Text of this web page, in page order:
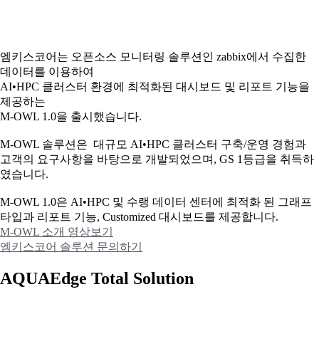
엠키스코어는 오픈소스 모니터링 솔루션인 zabbix에서 수집한
데이터를 이용하여
AI•HPC 클러스터 환경에 최적화된 대시보드 및 리포트 기능을
제공하는
M-OWL 1.0을 출시했습니다.
M-OWL 솔루션은 대규모 AI•HPC 클러스터 구축/운영 경험과
고객의 요구사항을 바탕으로 개발되었으며, GS 1등급을 취득하
였습니다.
M-OWL 1.0은 AI•HPC 및 수랭 데이터 센터에 최적화 된 그래프
타입과 리포트 기능, Customized 대시보드를 제공합니다.
M-OWL 소개 영상보기
엠키스코어 솔루션 문의하기
AQUAEdge Total Solution